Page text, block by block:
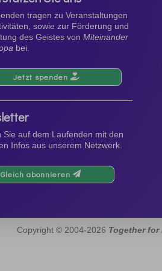
tragen zu Veranstaltungen
sowie zur Förderung und
des Geistes vonMiteinander
bei.
Jetzt spenden
Sie auf dem Laufenden mit den
Infos aus unserem Netzwerk.
Gleich abonnieren
Copyright © 2004-2026 Together for